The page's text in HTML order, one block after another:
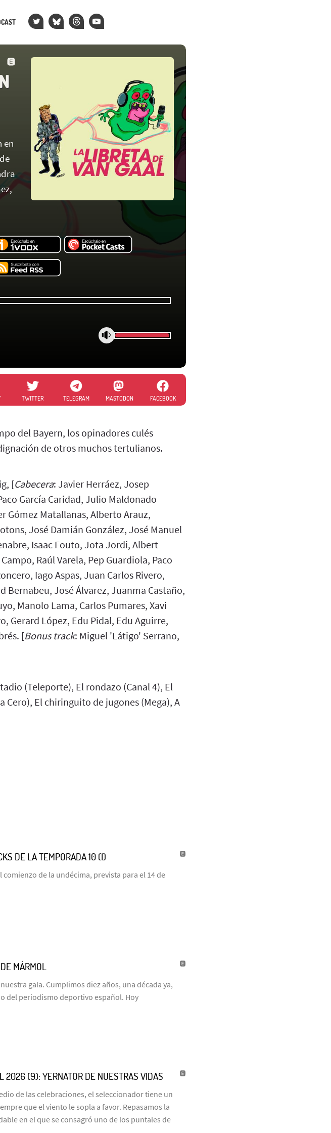
en
TWITTER TELEGRAM MASTODON FACEBOOK
del Bayern, los opinadores culés
de otros muchos tertulianos.
[Cabecera: Javier Herráez, Josep
García Caridad, Julio Maldonado
Gómez Matallanas, Alberto Arauz,
José Damián González, José Manuel
Isaac Fouto, Jota Jordi, Albert
Raúl Varela, Pep Guardiola, Paco
Iago Aspas, Juan Carlos Rivero,
Bernabeu, José Álvarez, Juanma Castaño,
Manolo Lama, Carlos Pumares, Xavi
Gerard López, Edu Pidal, Edu Aguirre,
[Bonus track: Miguel 'Látigo' Serrano,
(Teleporte), El rondazo (Canal 4), El
Cero), El chiringuito de jugones (Mega), A
DE LA TEMPORADA 10 (I)
comienzo de la undécima, prevista para el 14 de
MÁRMOL
gala. Cumplimos diez años, una década ya,
del periodismo deportivo español. Hoy
2026 (9): YERNATOR DE NUESTRAS VIDAS
de las celebraciones, el seleccionador tiene un
que el viento le sopla a favor. Repasamos la
en el que se consagró uno de los puntales de